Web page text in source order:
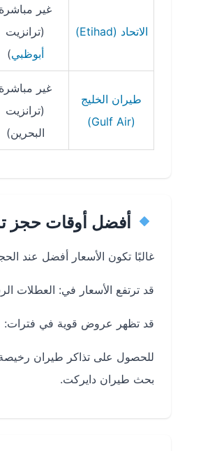
الاتحاد (Etihad)
غير مباشرة
(ترانزيت
أبوظبي)
طيران الخليج
(Gulf Air)
غير مباشرة
(ترانزيت
البحرين)
أفضل أوقات حجز
غالبًا تكون الأسعار أفضل عند الحجز قبل
قد ترتفع الأسعار في: العطلات
قد تظهر عروض قوية في فترات:
للحصول على تذاكر طيران رخيصة
بحث طيران دايركت.